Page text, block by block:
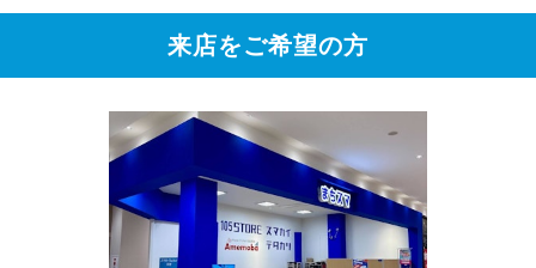
来店をご希望の方